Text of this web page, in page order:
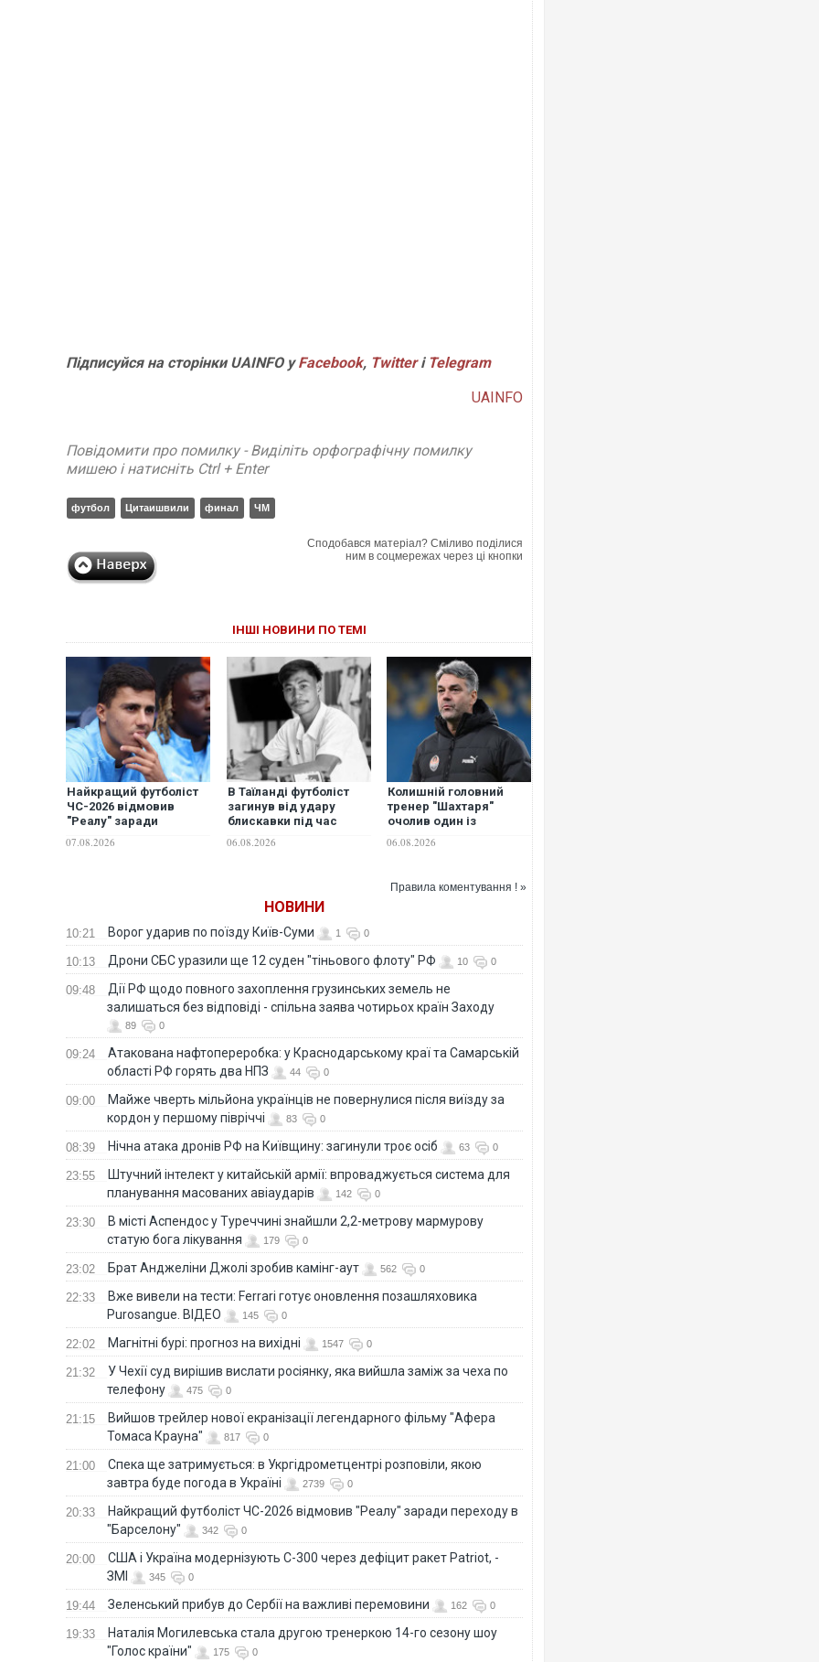
Підписуйся на сторінки UAINFO уFacebook, Twitter і Telegram
UAINFO
Повідомити про помилку - Виділіть орфографічну помилку
мишею і натисніть Ctrl + Enter
футбол Цитаишвили финал ЧМ
Сподобався матеріал? Сміливо поділися
ним в соцмережах через ці кнопки
ІНШІ НОВИНИ ПО ТЕМІ
Найкращий футболіст
ЧС-2026 відмовив
"Реалу" заради
переходу в "Барселону"
07.08.2026
В Таїланді футболіст
загинув від удару
блискавки під час
матчу: ще 12 людей
постраждали. ВІДЕО
06.08.2026
Колишній головний
тренер "Шахтаря"
очолив один із
найкращих клубів
Саудівської Аравії
06.08.2026
Правила коментування ! »
НОВИНИ
10:21 Ворог ударив по поїзду Київ-Суми 1 0
10:13 Дрони СБС уразили ще 12 суден "тіньового флоту" РФ 10 0
09:48
Дії РФ щодо повного захоплення грузинських земель не
залишаться без відповіді - спільна заява чотирьох країн Заходу
89 0
09:24
Атакована нафтопереробка: у Краснодарському краї та Самарській
області РФ горять два НПЗ
44 0
09:00
Майже чверть мільйона українців не повернулися після виїзду за
кордон у першому півріччі
83 0
08:39 Нічна атака дронів РФ на Київщину: загинули троє осіб 63 0
23:55
Штучний інтелект у китайській армії: впроваджується система для
планування масованих авіаударів
142 0
23:30
В місті Аспендос у Туреччині знайшли 2,2-метрову мармурову
статую бога лікування
179 0
23:02 Брат Анджеліни Джолі зробив камінг-аут 562 0
22:33
Вже вивели на тести: Ferrari готує оновлення позашляховика
Purosangue. ВІДЕО
145 0
22:02 Магнітні бурі: прогноз на вихідні 1547 0
21:32
У Чехії суд вирішив вислати росіянку, яка вийшла заміж за чеха по
телефону
475 0
21:15
Вийшов трейлер нової екранізації легендарного фільму "Афера
Томаса Крауна"
817 0
21:00
Спека ще затримується: в Укргідрометцентрі розповіли, якою
завтра буде погода в Україні
2739 0
20:33
Найкращий футболіст ЧС-2026 відмовив "Реалу" заради переходу в
"Барселону"
342 0
20:00
США і Україна модернізують С-300 через дефіцит ракет Patriot, -
ЗМІ
345 0
19:44 Зеленський прибув до Сербії на важливі перемовини 162 0
19:33
Наталія Могилевська стала другою тренеркою 14-го сезону шоу
"Голос країни"
175 0
Ворог завдав комбінованого
після атаки БПЛА по ринку на
Вже вивели на тести: Ferrari